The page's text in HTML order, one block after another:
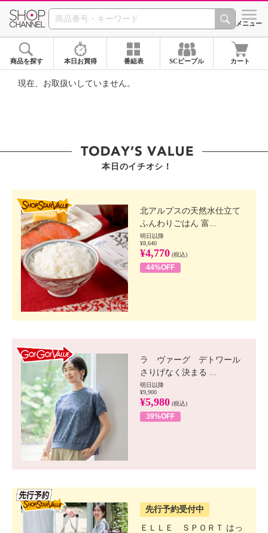
SHOP CHANNEL ショッ
メニュー
商品を探す 本日お買得 番組表 SCピープル カート
現在、お取扱いしていません。
本日のイチオシ！
北アルプスの天然水仕立て
ふんわりごはん 富...
明日以降
¥8,640
¥4,770 (税込)
44%OFF
ラ ヴァーグ デトワール
さりげなく決まる ...
明日以降
¥9,900
¥5,980 (税込)
39%OFF
先行予約受付中
ＥＬＬＥ ＳＰＯＲＴ はっ